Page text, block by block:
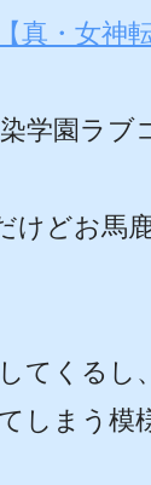
真・女神
学園ラブ
けどお馬
てくるし
しまう模